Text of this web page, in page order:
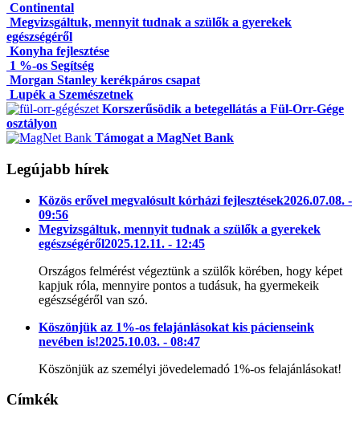
Continental
Megvizsgáltuk, mennyit tudnak a szülők a gyerekek
egészségéről
Konyha fejlesztése
1 %-os Segítség
Morgan Stanley kerékpáros csapat
Lupék a Szemészetnek
Korszerűsödik a betegellátás a Fül-Orr-Gége
osztályon
Támogat a MagNet Bank
Legújabb hírek
Közös erővel megvalósult kórházi fejlesztések2026.07.08. -
09:56
Megvizsgáltuk, mennyit tudnak a szülők a gyerekek
egészségéről2025.12.11. - 12:45
Országos felmérést végeztünk a szülők körében, hogy képet
kapjuk róla, mennyire pontos a tudásuk, ha gyermekeik
egészségéről van szó.
Köszönjük az 1%-os felajánlásokat kis pácienseink
nevében is!2025.10.03. - 08:47
Köszönjük az személyi jövedelemadó 1%-os felajánlásokat!
Címkék